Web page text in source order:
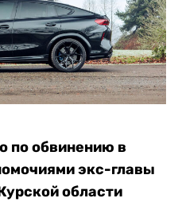
по обвинению в
экс-главы
области